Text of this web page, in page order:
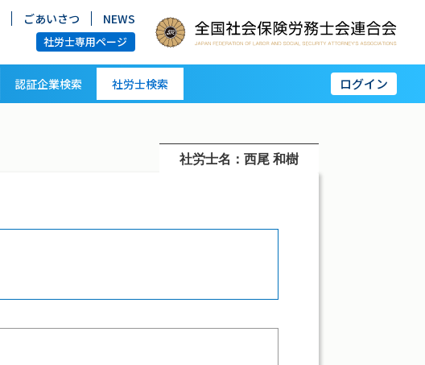
ごあいさつ NEWS
社労士専用ページ
認証企業検索 社労士検索 ログイン
社労士名：西尾 和樹